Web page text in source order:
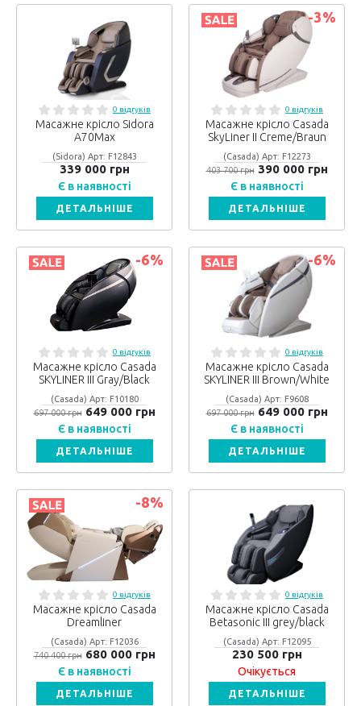
0 відгуків
Масажне крісло Sidora
A70Max
(Sidora) Арт: F12843
339 000 грн
Є в наявності
ДЕТАЛЬНІШЕ
-3%
0 відгуків
Масажне крісло Casada
SkyLiner II Creme/Braun
(Casada) Арт: F12273
403 700 грн390 000 грн
Є в наявності
ДЕТАЛЬНІШЕ
-6%
0 відгуків
Масажне крісло Casada
SKYLINER III Gray/Black
(Casada) Арт: F10180
697 000 грн649 000 грн
Є в наявності
ДЕТАЛЬНІШЕ
-6%
0 відгуків
Масажне крісло Casada
SKYLINER III Brown/Whitе
(Casada) Арт: F9608
697 000 грн649 000 грн
Є в наявності
ДЕТАЛЬНІШЕ
-8%
0 відгуків
Масажне крісло Casada
Dreamliner
(Casada) Арт: F12036
740 400 грн680 000 грн
Є в наявності
ДЕТАЛЬНІШЕ
0 відгуків
Масажне крісло Casada
Betasonic III grey/black
(Casada) Арт: F12095
230 500 грн
Очікується
ДЕТАЛЬНІШЕ